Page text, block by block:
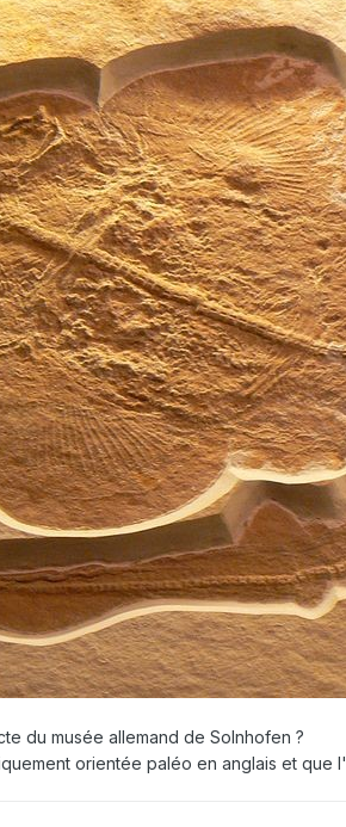
du musée allemand de Solnhofen ?
orientée paléo en anglais et que